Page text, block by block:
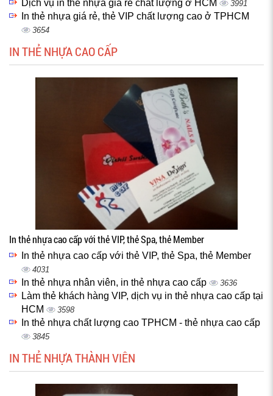
Dịch vụ in thẻ nhựa giá rẻ chất lượng ở HCM 3991
In thẻ nhựa giá rẻ, thẻ VIP chất lượng cao ở TPHCM
3654
IN THẺ NHỰA CAO CẤP
In thẻ nhựa cao cấp với thẻ VIP, thẻ Spa, thẻ Member
In thẻ nhựa cao cấp với thẻ VIP, thẻ Spa, thẻ Member
4031
In thẻ nhựa nhân viên, in thẻ nhựa cao cấp 3636
Làm thẻ khách hàng VIP, dịch vụ in thẻ nhựa cao cấp tại
HCM
3598
In thẻ nhựa chất lượng cao TPHCM - thẻ nhựa cao cấp
3845
IN THẺ NHỰA THÀNH VIÊN